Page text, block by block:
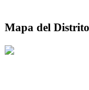
Mapa del Distrito